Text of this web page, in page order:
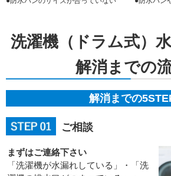
洗濯機（ドラム式）
解消までの
解消までの
ご相談
まずはご連絡下さい
「洗濯機が水漏れしている」・「洗